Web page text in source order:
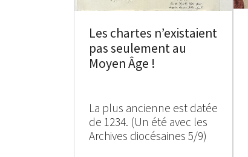
Les chartes n’existaient
pas seulement au
Moyen Âge !
La plus ancienne est datée
de 1234. (Un été avec les
Archives diocésaines 5/9)